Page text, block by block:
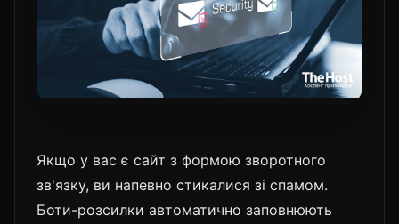
Якщо у вас є сайт з формою зворотного
зв'язку, ви напевно стикалися зі спамом.
Боти-розсилки автоматично заповнюють